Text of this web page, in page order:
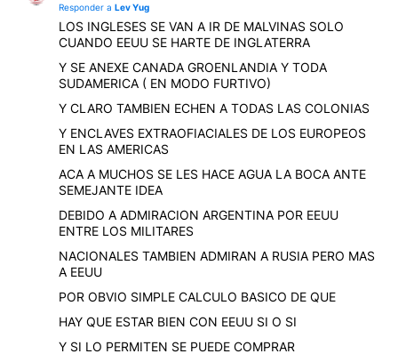
Responder a Lev Yug
LOS INGLESES SE VAN A IR DE MALVINAS SOLO
CUANDO EEUU SE HARTE DE INGLATERRA
Y SE ANEXE CANADA GROENLANDIA Y TODA
SUDAMERICA ( EN MODO FURTIVO)
Y CLARO TAMBIEN ECHEN A TODAS LAS COLONIAS
Y ENCLAVES EXTRAOFIACIALES DE LOS EUROPEOS
EN LAS AMERICAS
ACA A MUCHOS SE LES HACE AGUA LA BOCA ANTE
SEMEJANTE IDEA
DEBIDO A ADMIRACION ARGENTINA POR EEUU
ENTRE LOS MILITARES
NACIONALES TAMBIEN ADMIRAN A RUSIA PERO MAS
A EEUU
POR OBVIO SIMPLE CALCULO BASICO DE QUE
HAY QUE ESTAR BIEN CON EEUU SI O SI
Y SI LO PERMITEN SE PUEDE COMPRAR